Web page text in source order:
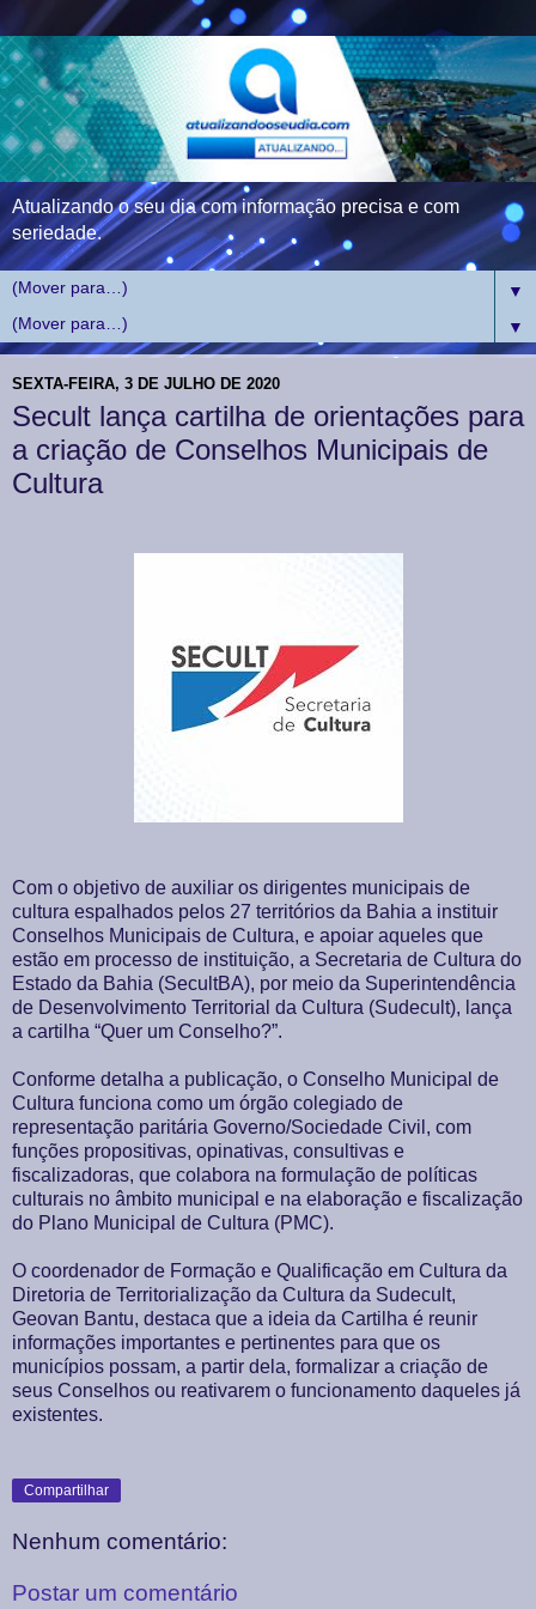
Atualizando o seu dia com informação precisa e com
seriedade.
▼
▼
SEXTA-FEIRA, 3 DE JULHO DE 2020
Secult lança cartilha de orientações para
a criação de Conselhos Municipais de
Cultura
Com o objetivo de auxiliar os dirigentes municipais de
cultura espalhados pelos 27 territórios da Bahia a instituir
Conselhos Municipais de Cultura, e apoiar aqueles que
estão em processo de instituição, a Secretaria de Cultura do
Estado da Bahia (SecultBA), por meio da Superintendência
de Desenvolvimento Territorial da Cultura (Sudecult), lança
a cartilha “Quer um Conselho?”.
Conforme detalha a publicação, o Conselho Municipal de
Cultura funciona como um órgão colegiado de
representação paritária Governo/Sociedade Civil, com
funções propositivas, opinativas, consultivas e
fiscalizadoras, que colabora na formulação de políticas
culturais no âmbito municipal e na elaboração e fiscalização
do Plano Municipal de Cultura (PMC).
O coordenador de Formação e Qualificação em Cultura da
Diretoria de Territorialização da Cultura da Sudecult,
Geovan Bantu, destaca que a ideia da Cartilha é reunir
informações importantes e pertinentes para que os
municípios possam, a partir dela, formalizar a criação de
seus Conselhos ou reativarem o funcionamento daqueles já
existentes.
Compartilhar
Nenhum comentário:
Postar um comentário